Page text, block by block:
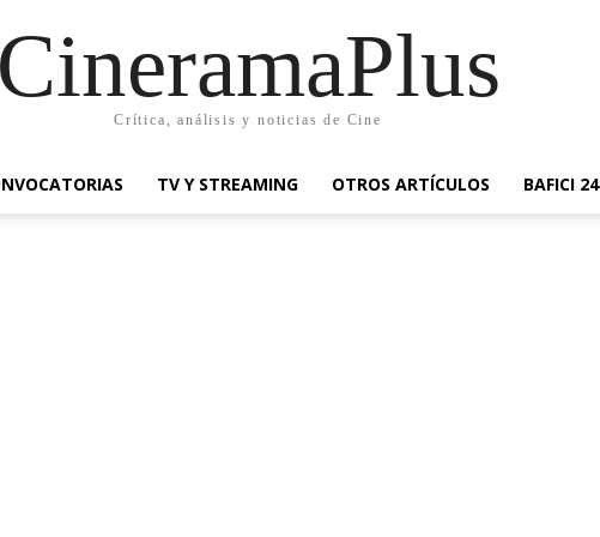
CineramaPlus
Crítica, análisis y noticias de Cine
TV Y STREAMING OTROS ARTÍCULOS BAFICI 24